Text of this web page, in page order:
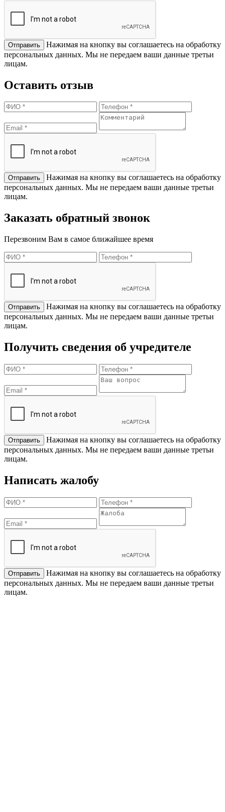
Нажимая на кнопку вы соглашаетесь на обработку
персональных данных. Мы не передаем ваши данные третьи
лицам.
Оставить отзыв
Нажимая на кнопку вы соглашаетесь на обработку
персональных данных. Мы не передаем ваши данные третьи
лицам.
Заказать обратный звонок
Перезвоним Вам в самое ближайшее время
Нажимая на кнопку вы соглашаетесь на обработку
персональных данных. Мы не передаем ваши данные третьи
лицам.
Получить сведения об учредителе
Нажимая на кнопку вы соглашаетесь на обработку
персональных данных. Мы не передаем ваши данные третьи
лицам.
Написать жалобу
Нажимая на кнопку вы соглашаетесь на обработку
персональных данных. Мы не передаем ваши данные третьи
лицам.